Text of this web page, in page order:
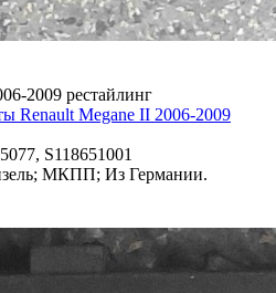
2009 рестайлинг
Renault Megane II 2006-2009
S118651001
МКПП; Из Германии.